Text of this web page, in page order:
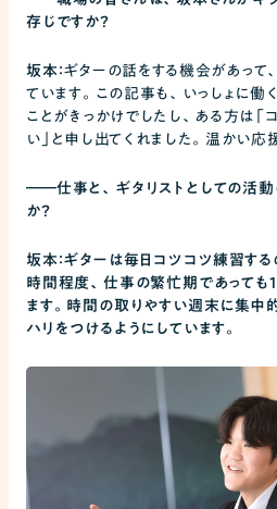
存じですか？
坂本：ギターの話をする機会があって
ています。この記事も、いっしょに働
ことがきっかけでしたし、ある方は「
い」と申し出てくれました。温かい応
――仕事と、ギタリストとしての活
か？
坂本：ギターは毎日コツコツ練習す
時間程度、仕事の繁忙期であっても
ます。時間の取りやすい週末に集中
ハリをつけるようにしています。